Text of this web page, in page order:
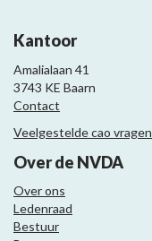
Kantoor
Amalialaan 41
3743 KE Baarn
Contact
Veelgestelde cao vragen
Over de NVDA
Over ons
Ledenraad
Bestuur